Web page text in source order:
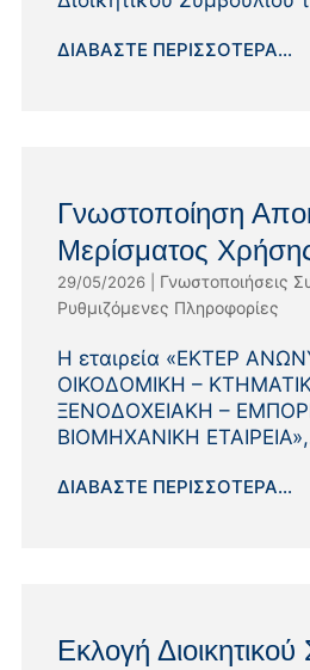
ΔΙΑΒΆΣΤΕ ΠΕΡΙΣΣΌΤΕΡΑ...
Γνωστοποίηση
Μερίσματος
29/05/2026| Γνωστοποιήσεις
Ρυθμιζόμενες Πληροφορίες
Η εταιρεία «EΚΤΕΡ
ΟΙΚΟΔΟΜΙΚΗ –
ΞΕΝΟΔΟΧΕΙΑΚΗ –
ΒΙΟΜΗΧΑΝΙΚΗ
ΔΙΑΒΆΣΤΕ ΠΕΡΙΣΣΌΤΕΡΑ...
Εκλογή